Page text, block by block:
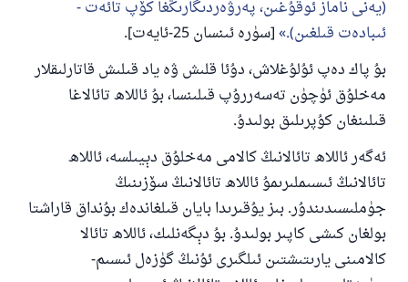
(يەنى ناماز ئوقۇغىن، پەرۋەردىگارىڭغا كۆپ تائەت -
ئىبادەت قىلغىن). [سۈرە ئىنسان 25-ئايەت].
بۇ پاك دەپ ئۇلۇغلاش، دۇئا قلىش ۋە ياد قىلىش قاتارلىقلار
مەخلۇق ئۈچۈن تەسەررۇپ قىلىنسا، بۇ ئاللاھ تائالاغا
قىلىنغان كۇپرىلىق بولىدۇ.
ئەگەر ئاللاھ تائالانىڭ كالامى مەخلۇق دېيىلسە، ئاللاھ
تائالانىڭ ئىسىملىرىمۇ ئاللاھ تائالانىڭ سۆزىنىڭ
جۈملىسىدىندۇر. بىز يۇقىرىدا بايان قىلغاندەك بۇنداق قاراشتا
بولغان كىشى كاپىر بولىدۇ. بۇ دېگەنلىك، ئاللاھ تائالا
كالامىنى يارىتىشتىن ئىلگىرى ئۇنىڭ گۈزەل ئىسىم-
110845 - نومۇرلۇق سوئالنىڭ جاۋابى
ئائىلىنى ساقلاپ قالدى
ئۇممەتكە جاۋاپ بېرىشىمىزگە ياردەم قىلىڭ
پەيغەمبەرئەلەيھىسسالام مۇنداق دېگەن: